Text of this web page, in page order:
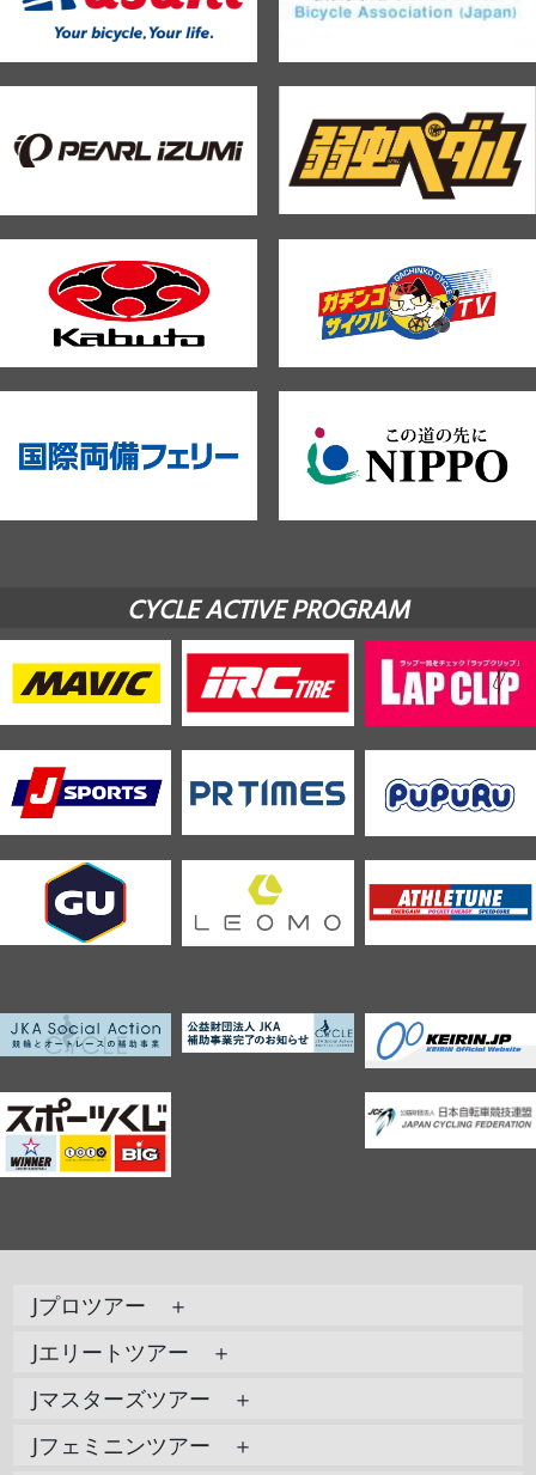
CYCLE ACTIVE PROGRAM
Jプロツアー ＋
Jエリートツアー ＋
Jマスターズツアー ＋
Jフェミニンツアー ＋